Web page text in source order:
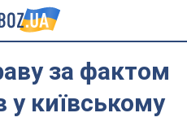
за фактом
у київському